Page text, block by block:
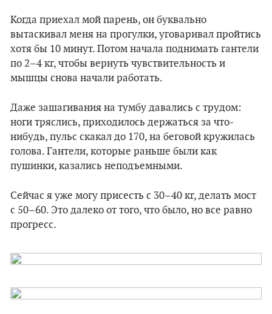
Когда приехал мой парень, он буквально
вытаскивал меня на прогулки, уговаривал пройтись
хотя бы 10 минут. Потом начала поднимать гантели
по 2–4 кг, чтобы вернуть чувствительность и
мышцы снова начали работать.
Даже зашагивания на тумбу давались с трудом:
ноги тряслись, приходилось держаться за что-
нибудь, пульс скакал до 170, на беговой кружилась
голова. Гантели, которые раньше были как
пушинки, казались неподъемными.
Сейчас я уже могу присесть с 30–40 кг, делать мост
с 50–60. Это далеко от того, что было, но все равно
прогресс.